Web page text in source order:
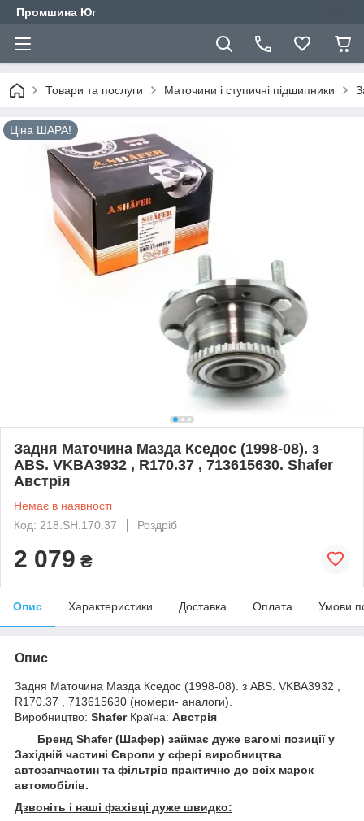
Промшина Юг
Товари та послуги Маточини і ступичні підшипники
Ціна ШАРА!
Задня Маточина Мазда Кседос (1998-08). з
ABS. VKBA3932 , R170.37 , 713615630. Shafer
Австрія
Немає в наявності
Код: 218.SH.170.37
Роздріб
2 079 ₴
Опис Характеристики Доставка Оплата Умови
Опис
Задня Маточина Мазда Кседос (1998-08). з ABS. VKBA3932 ,
R170.37 , 713615630 (номери- аналоги).
Виробництво: ShaferКраїна: Австрія
Бренд Shafer (Шафер) займає дуже вагомі позиції у
Західній частині Європи у сфері виробництва
автозапчастин та фільтрів практично до всіх марок
автомобілів.
Дзвоніть і наші фахівці дуже швидко: